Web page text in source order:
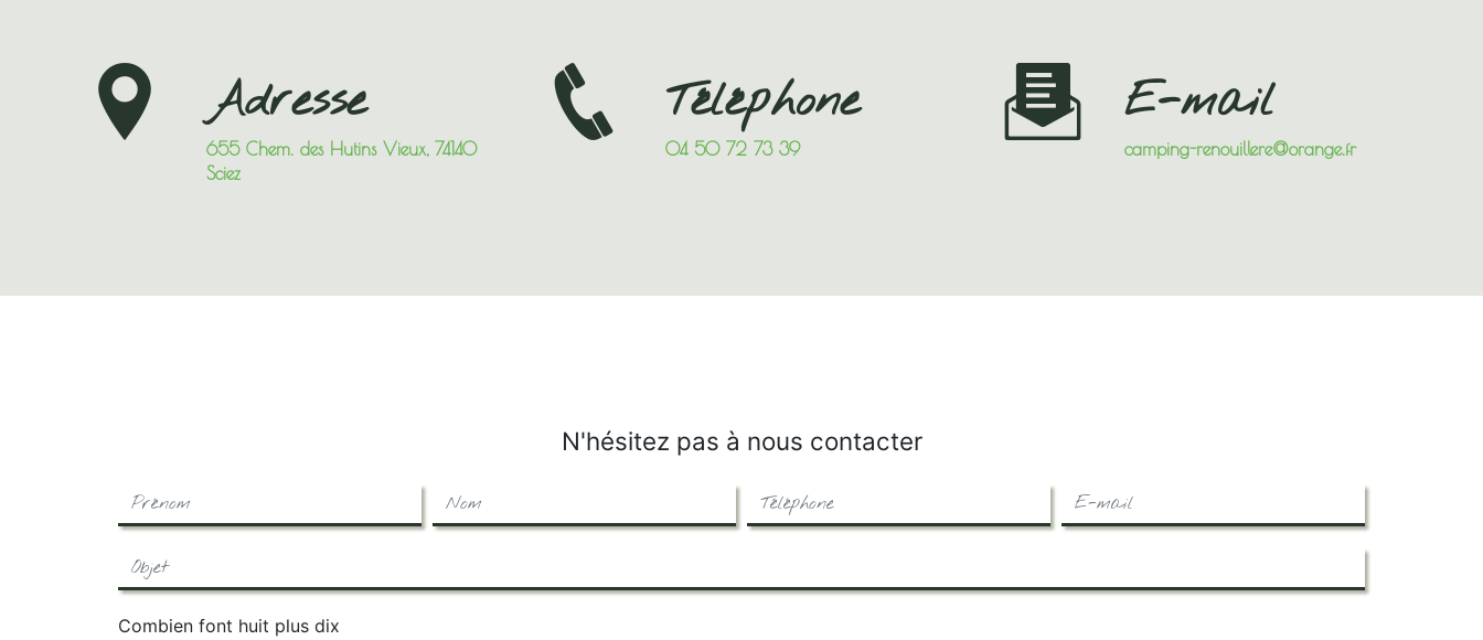
Adresse
655 Chem. des Hutins Vieux, 74140
Sciez
Téléphone
04 50 72 73 39
E-mail
camping-renouillere@orange.fr
N'hésitez pas à nous contacter
Combien font huit plus dix